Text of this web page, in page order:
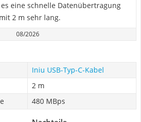
eine schnelle Datenübertragung
2 m sehr lang.
08/2026
Iniu USB-Typ-C-Kabel
2 m
480 MBps